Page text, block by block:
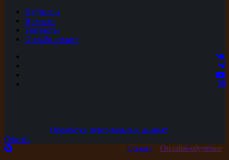
Партнеры
Новости
Контакты
Онлайн-оплата
Обработка персональных данных
Оферта
Онлайн-обучение
Оплата